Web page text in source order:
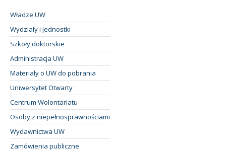
Władze UW
Wydziały i jednostki
Szkoły doktorskie
Administracja UW
Materiały o UW do pobrania
Uniwersytet Otwarty
Centrum Wolontariatu
Osoby z niepełnosprawnościami
Wydawnictwa UW
Zamówienia publiczne